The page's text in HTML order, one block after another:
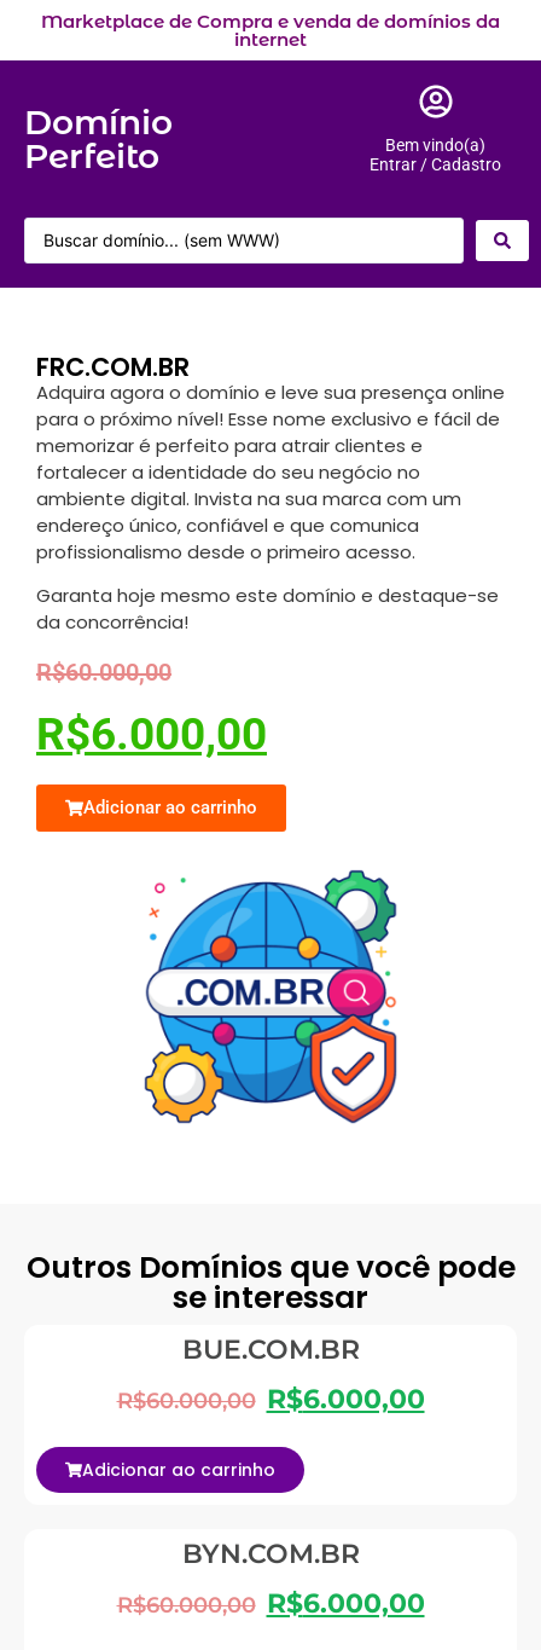
Marketplace de Compra e venda de domínios da
internet
Domínio
Perfeito
Bem vindo(a)
Entrar / Cadastro
FRC.COM.BR
Adquira agora o domínio e leve sua presença online
para o próximo nível! Esse nome exclusivo e fácil de
memorizar é perfeito para atrair clientes e
fortalecer a identidade do seu negócio no
ambiente digital. Invista na sua marca com um
endereço único, confiável e que comunica
profissionalismo desde o primeiro acesso.
Garanta hoje mesmo este domínio e destaque-se
da concorrência!
R$60.000,00
R$6.000,00
Adicionar ao carrinho
Outros Domínios que você pode
se interessar
BUE.COM.BR
R$60.000,00 R$6.000,00
Adicionar ao carrinho
BYN.COM.BR
R$60.000,00 R$6.000,00